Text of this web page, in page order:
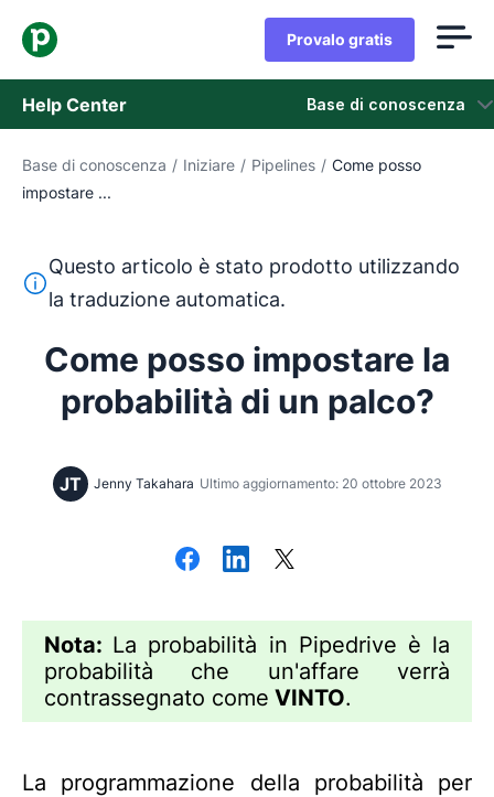
Provalo gratis
Help Center Base di conoscenza
Base di conoscenza
Contatta l'assistenza
Base di conoscenza / Iniziare / Pipelines / Come posso
impostare ...
Questo testo è stato tradotto dall'inglese utilizzando
Questo articolo è stato prodotto utilizzando
la traduzione automatica.
Come posso impostare la
probabilità di un palco?
JT Jenny Takahara Ultimo aggiornamento: 20 ottobre 2023
Nota: La probabilità in Pipedrive è la
probabilità che un'affare verrà
contrassegnato come VINTO.
La programmazione della probabilità per